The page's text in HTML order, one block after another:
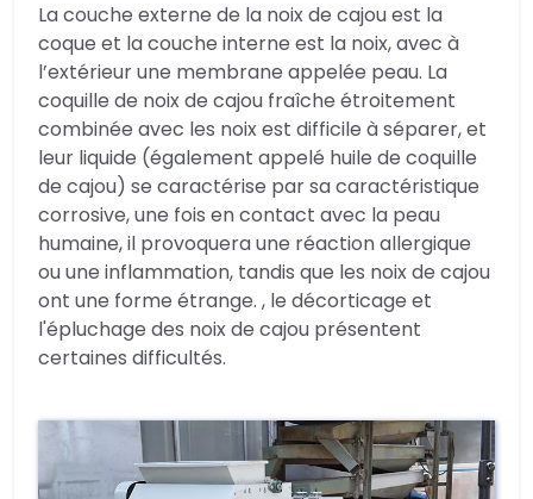
La couche externe de la noix de cajou est la
coque et la couche interne est la noix, avec à
l’extérieur une membrane appelée peau. La
coquille de noix de cajou fraîche étroitement
combinée avec les noix est difficile à séparer, et
leur liquide (également appelé huile de coquille
de cajou) se caractérise par sa caractéristique
corrosive, une fois en contact avec la peau
humaine, il provoquera une réaction allergique
ou une inflammation, tandis que les noix de cajou
ont une forme étrange. , le décorticage et
l'épluchage des noix de cajou présentent
certaines difficultés.